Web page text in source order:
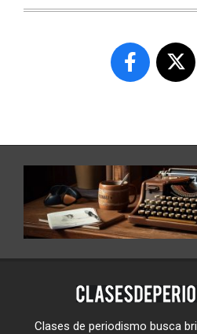
Clases de periodismo busca